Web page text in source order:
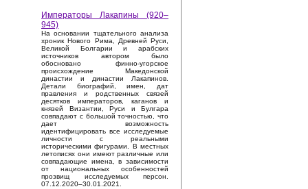
Императоры Лакапины (920–
945)
На основании тщательного анализа
хроник Нового Рима, Древней Руси,
Великой Болгарии и арабских
источников автором было
обосновано финно-угорское
происхождение Македонской
династии и династии Лакапинов.
Детали биографий, имен, дат
правления и родственных связей
десятков императоров, каганов и
князей Византии, Руси и Булгара
совпадают с большой точностью, что
дает возможность
идентифицировать все исследуемые
личности с реальными
историческими фигурами. В местных
летописях они имеют различные или
совпадающие имена, в зависимости
от национальных особенностей
прозвищ исследуемых персон.
07.12.2020–30.01.2021.